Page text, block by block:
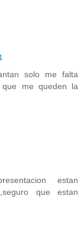
solo me falta
me queden la
estan
que estan